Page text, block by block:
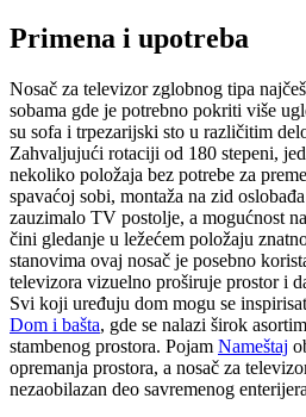
Primena i upotreba
Nosač za televizor zglobnog tipa
sobama gde je potrebno pokriti više
su sofa i trpezarijski sto u različitim
Zahvaljujući rotaciji od 180 stepeni,
nekoliko položaja bez potrebe za
spavaćoj sobi, montaža na zid
zauzimalo TV postolje, a mogućnost
čini gledanje u ležećem položaju
stanovima ovaj nosač je posebno
televizora vizuelno proširuje prostor i
Svi koji uređuju dom mogu se
Dom i bašta, gde se nalazi širok
stambenog prostora. Pojam Nameštaj
opremanja prostora, a nosač za
nezaobilazan deo savremenog